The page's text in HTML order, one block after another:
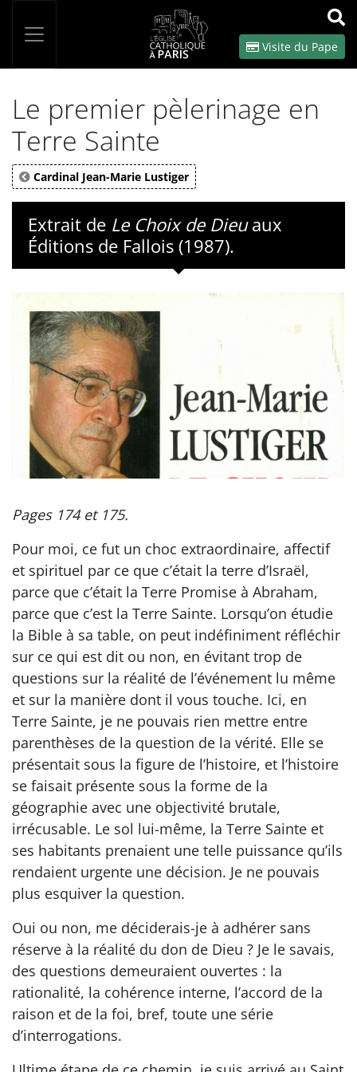
OK
Visite du Pape
Le premier pèlerinage en
Terre Sainte
Cardinal Jean-Marie Lustiger
Extrait de Le Choix de Dieuaux
Éditions de Fallois (1987).
Pages 174 et 175.
Pour moi, ce fut un choc extraordinaire, affectif
et spirituel par ce que c’était la terre d’Israël,
parce que c’était la Terre Promise à Abraham,
parce que c’est la Terre Sainte. Lorsqu’on étudie
la Bible à sa table, on peut indéfiniment réfléchir
sur ce qui est dit ou non, en évitant trop de
questions sur la réalité de l’événement lu même
et sur la manière dont il vous touche. Ici, en
Terre Sainte, je ne pouvais rien mettre entre
parenthèses de la question de la vérité. Elle se
présentait sous la figure de l’histoire, et l’histoire
se faisait présente sous la forme de la
géographie avec une objectivité brutale,
irrécusable. Le sol lui-même, la Terre Sainte et
ses habitants prenaient une telle puissance qu’ils
rendaient urgente une décision. Je ne pouvais
plus esquiver la question.
Oui ou non, me déciderais-je à adhérer sans
réserve à la réalité du don de Dieu ? Je le savais,
des questions demeuraient ouvertes : la
rationalité, la cohérence interne, l’accord de la
raison et de la foi, bref, toute une série
d’interrogations.
Panneau de gestion des cookies